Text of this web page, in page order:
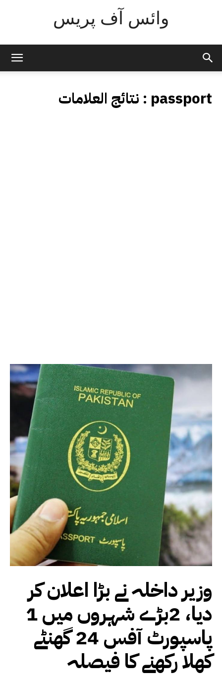
وائس آف پریس
نتائج العلامات : passport
وزیر داخلہ نے بڑا اعلان کر
دیا، 2بڑے شہروں میں 1
پاسپورٹ آفس 24 گھنٹے
کھلا رکھنے کا فیصلہ